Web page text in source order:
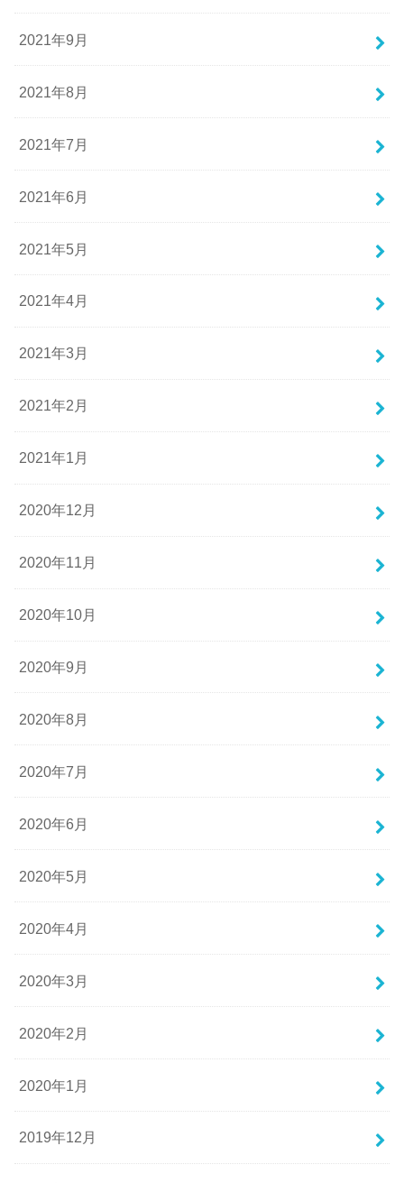
2021年9月
2021年8月
2021年7月
2021年6月
2021年5月
2021年4月
2021年3月
2021年2月
2021年1月
2020年12月
2020年11月
2020年10月
2020年9月
2020年8月
2020年7月
2020年6月
2020年5月
2020年4月
2020年3月
2020年2月
2020年1月
2019年12月